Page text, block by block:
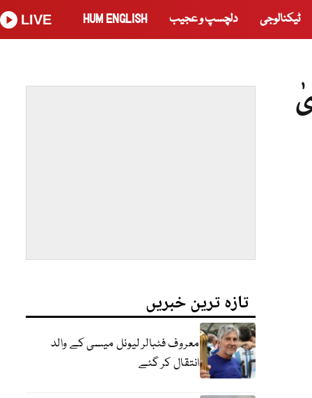
ٹیکنالوجی دلچسپ و عجیب HUM ENGLISH
LIVE
تازہ ترین خبریں
معروف فٹبالر لیونل میسی کے والد
انتقال کر گئے